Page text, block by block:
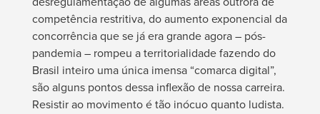
competência restritiva, do aumento exponencial da
concorrência que se já era grande agora – pós-
pandemia – rompeu a territorialidade fazendo do
Brasil inteiro uma única imensa “comarca digital”,
são alguns pontos dessa inflexão de nossa carreira.
Resistir ao movimento é tão inócuo quanto ludista.